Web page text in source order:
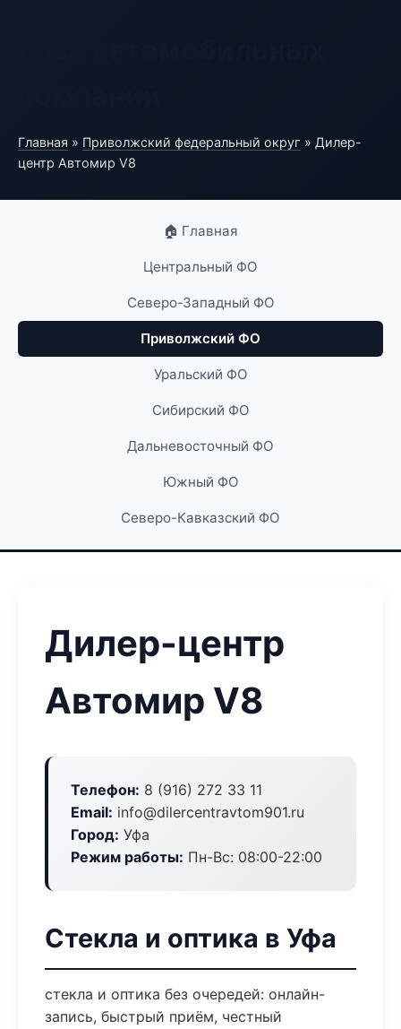
Главная » Приволжский федеральный округ » Дилер-
центр Автомир V8
🏠 Главная
Центральный ФО
Северо-Западный ФО
Приволжский ФО
Уральский ФО
Сибирский ФО
Дальневосточный ФО
Южный ФО
Северо-Кавказский ФО
Дилер-центр
Автомир V8
Телефон: 8 (916) 272 33 11
Email: info@dilercentravtom901.ru
Город: Уфа
Режим работы: Пн-Вс: 08:00-22:00
Стекла и оптика в Уфа
стекла и оптика без очередей: онлайн-
запись, быстрый приём, честный